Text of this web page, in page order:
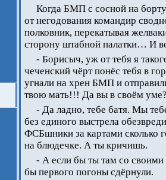
Когда БМП с сосной на
от негодования командир
полковник, перекатывая
сторону штабной палатки… И
- Борисыч, уж от тебя я
чеченский чёрт понёс тебя в
угнали на хрен БМП и
твою мать!!! Да вы в своём
- Да ладно, тебе батя. Мы
без единого выстрела
ФСБшники за картами сколько
на блюдечке. А ты кричишь.
- А если бы ты там со своими
бы первого погоны сдёрнули.